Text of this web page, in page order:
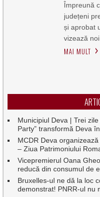
Împreună
județeni
și aprobat
vizează noi
MAI MULT
Municipiul Deva | Trei
Party” transformă Deva
MCDR Deva
– Ziua Patrimoniului
Vicepremierul Oana
reducă din consumul de
Bruxelles-ul ne dă la loc
demonstrat! PNRR-ul nu